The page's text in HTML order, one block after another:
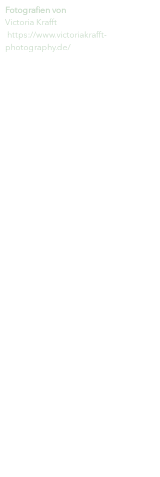
Fotografien von
Victoria Krafft
https://www.victoriakrafft-
photography.de/